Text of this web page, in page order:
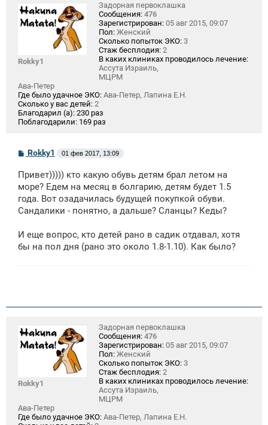
Rokky1
Задорная первоклашка
Сообщения: 476
Зарегистрирован: 05 авг 2015, 09:07
Пол: Женский
Сколько попыток ЭКО: 3
Стаж бесплодия: 2
В каких клиниках проводилось лечение:
Ассута Израиль,
МЦРМ
Ава-Петер
Где было удачное ЭКО: Ава-Петер, Лапина Е.Н.
Сколько у вас детей: 2
Благодарил (а): 230 раз
Поблагодарили: 169 раз
С
б
щ
н
и
Rokky1 01 фев 2017, 13:09
Привет))))) кто какую обувь детям брал летом на
море? Едем на месяц в болгарию, детям будет 1.5
года. Вот озадачилась будущей покупкой обуви.
Сандалики - понятно, а дальше? Сланцы? Кеды?
И еще вопрос, кто детей рано в садик отдавал, хотя
бы на пол дня (рано это около 1.8-1.10). Как было?
Rokky1
Задорная первоклашка
Сообщения: 476
Зарегистрирован: 05 авг 2015, 09:07
Пол: Женский
Сколько попыток ЭКО: 3
Стаж бесплодия: 2
В каких клиниках проводилось лечение:
Ассута Израиль,
МЦРМ
Ава-Петер
Где было удачное ЭКО: Ава-Петер, Лапина Е.Н.